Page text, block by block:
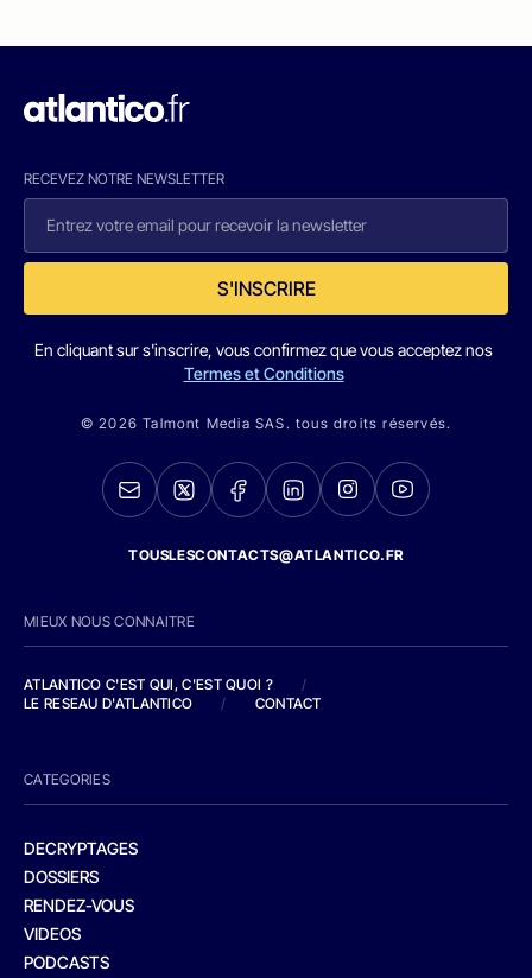
RECEVEZ NOTRE NEWSLETTER
S'INSCRIRE
En cliquant sur s'inscrire, vous confirmez que vous acceptez nos
Termes et Conditions
© 2026 Talmont Media SAS. tous droits réservés.
TOUSLESCONTACTS@ATLANTICO.FR
MIEUX NOUS CONNAITRE
ATLANTICO C'EST QUI, C'EST QUOI ?
/
LE RESEAU D'ATLANTICO
/ CONTACT
CATEGORIES
DECRYPTAGES
DOSSIERS
RENDEZ-VOUS
VIDEOS
PODCASTS